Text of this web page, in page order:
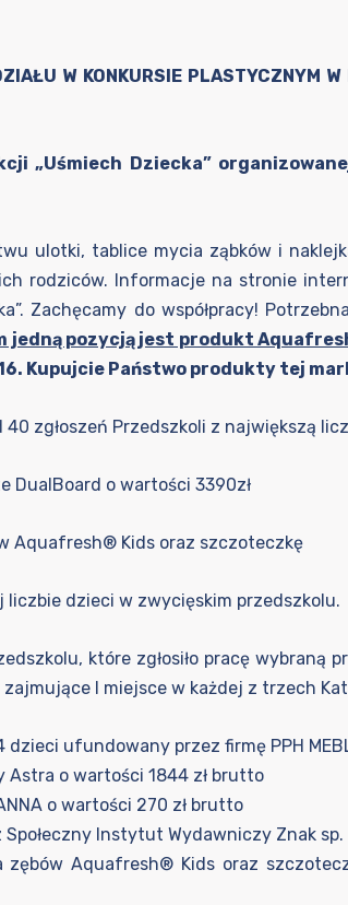
W KONKURSIE PLASTYCZNYM
„Uśmiech Dziecka”
ulotki, tablice mycia ząbków i
rodziców. Informacje na stronie
Zachęcamy do współpracy!
jedną pozycją jest produkt
Kupujcie Państwo produkty tej
zgłoszeń Przedszkoli z największą
DualBoard o wartości 3390zł
Aquafresh® Kids oraz szczoteczkę
dzieci w zwycięskim przedszkolu.
które zgłosiło pracę
I miejsce w każdej z trzech
ufundowany przez firmę PPH
o wartości 1844 zł brutto
o wartości 270 zł brutto
Instytut Wydawniczy Znak sp.
zębów Aquafresh® Kids oraz